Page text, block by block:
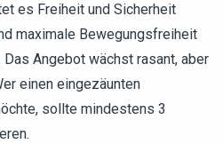
es Freiheit und Sicherheit
maximale Bewegungsfreiheit
Angebot wächst rasant, aber
einen eingezäunten
sollte mindestens 3